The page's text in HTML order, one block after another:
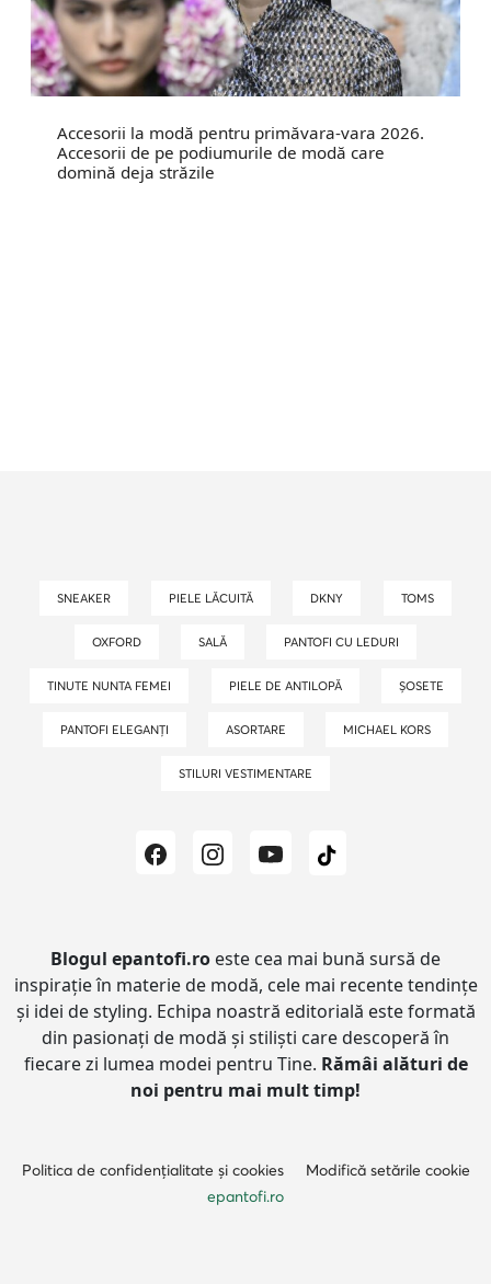
Accesorii la modă pentru primăvara-vara 2026.
Accesorii de pe podiumurile de modă care
domină deja străzile
SNEAKER PIELE LĂCUITĂ DKNY TOMS
OXFORD SALĂ PANTOFI CU LEDURI
TINUTE NUNTA FEMEI PIELE DE ANTILOPĂ ȘOSETE
PANTOFI ELEGANȚI ASORTARE MICHAEL KORS
STILURI VESTIMENTARE
Blogul epantofi.ro este cea mai bună sursă de
inspirație în materie de modă, cele mai recente tendințe
și idei de styling. Echipa noastră editorială este formată
din pasionați de modă și stiliști care descoperă în
fiecare zi lumea modei pentru Tine. Rămâi alături de
noi pentru mai mult timp!
Politica de confidențialitate și cookies
Modifică setările cookie
epantofi.ro